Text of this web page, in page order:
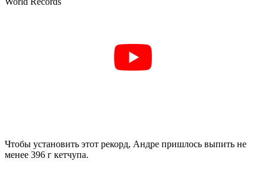
Чтобы установить этот рекорд, Андре пришлось выпить не
менее 396 г кетчупа.